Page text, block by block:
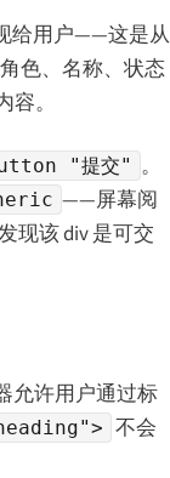
给用户——这是从
色、名称、状态
。
"提交" 。
——屏幕阅
现该 div 是可交
允许用户通过标
不会